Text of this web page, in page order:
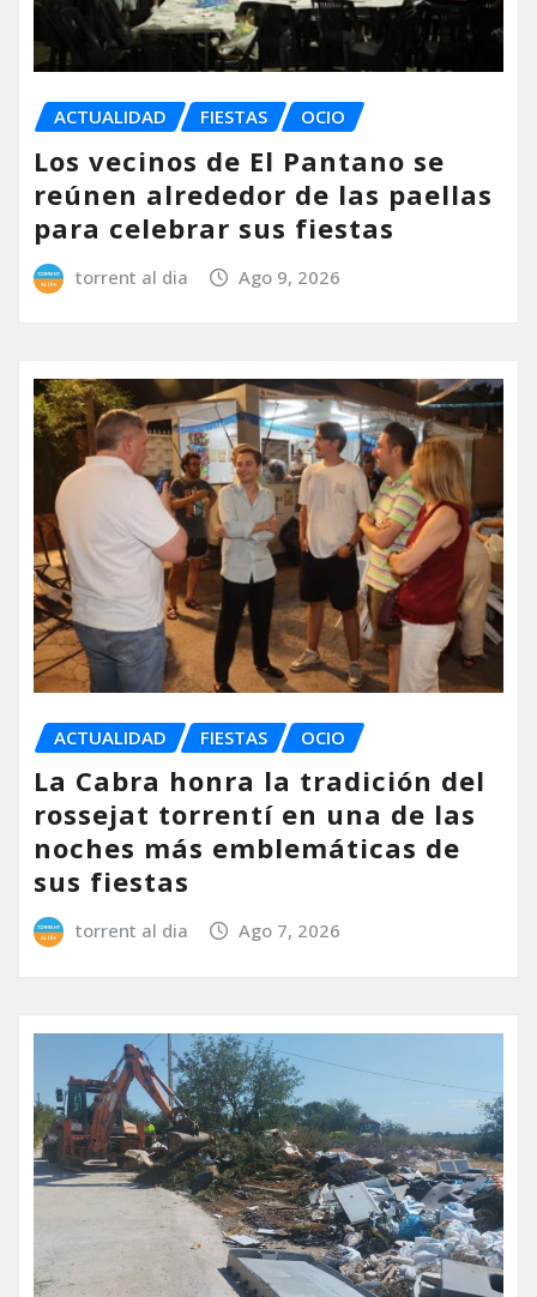
ACTUALIDAD FIESTAS OCIO
Los vecinos de El Pantano se
reúnen alrededor de las paellas
para celebrar sus fiestas
torrent al dia Ago 9, 2026
ACTUALIDAD FIESTAS OCIO
La Cabra honra la tradición del
rossejat torrentí en una de las
noches más emblemáticas de
sus fiestas
torrent al dia Ago 7, 2026